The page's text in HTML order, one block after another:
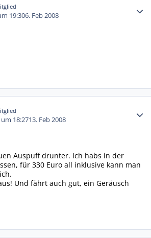
19:306. Feb 2008
18:2713. Feb 2008
Auspuff drunter. Ich habs in der
für 330 Euro all inklusive kann man
Und fährt auch gut, ein Geräusch